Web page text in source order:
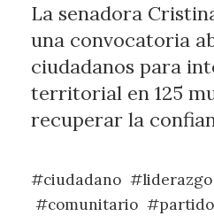
La senadora
una convocatoria
ciudadanos para
territorial en 125
recuperar la
#ciudadano #liderazgo
#comunitario #partido